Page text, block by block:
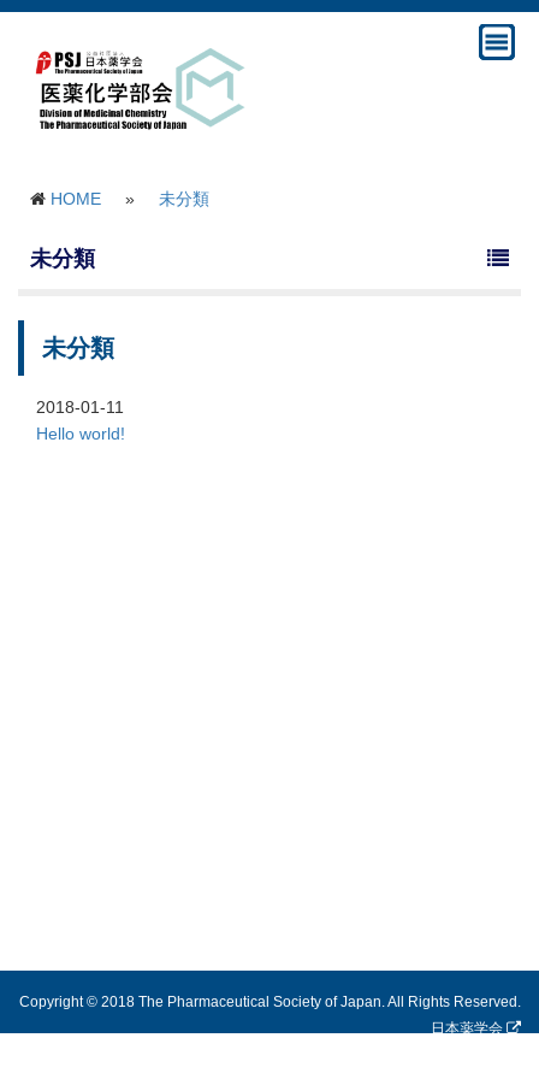
HOME » 未分類
未分類
未分類
2018-01-11
Hello world!
Copyright © 2018 The Pharmaceutical Society of Japan. All Rights Reserved.
日本薬学会